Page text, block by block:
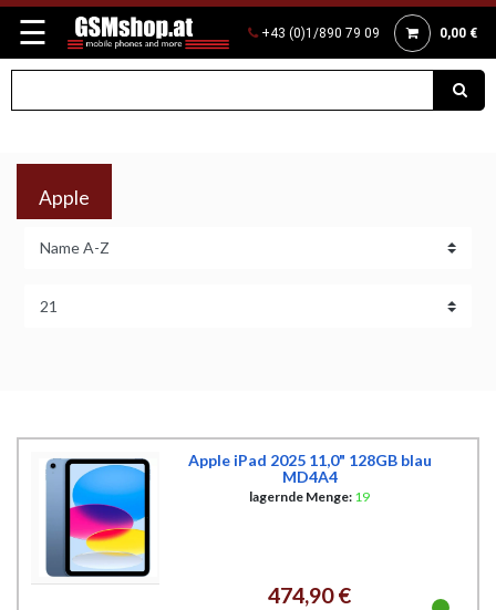
☰ +43 (0)1/890 79 09 0,00 €
Apple
Apple iPad 2025 11,0" 128GB blau
MD4A4
lagernde Menge: 19
474,90 €